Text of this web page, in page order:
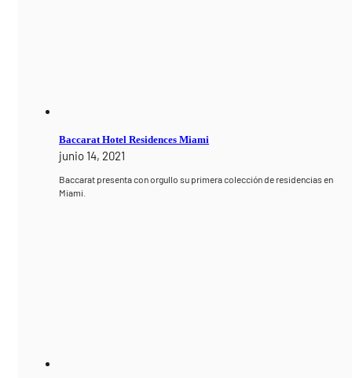
Baccarat Hotel Residences Miami
junio 14, 2021
Baccarat presenta con orgullo su primera colección de residencias en
Miami.